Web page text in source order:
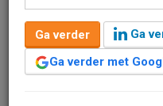
Rogier Hentenaar
10 jaar geleden aangepast
In tegenstelling tot de
Ga verder
Ga
Ga verder met